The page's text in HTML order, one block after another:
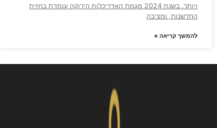
ויותר. בשנת 2024 מגמת האדריכלות הירוקה עומדת בחזית
החדשנות, ומציבה
להמשך קריאה »